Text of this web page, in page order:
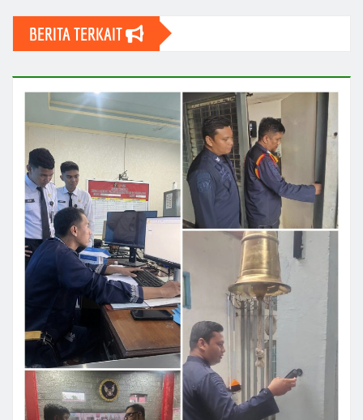
BERITA TERKAIT